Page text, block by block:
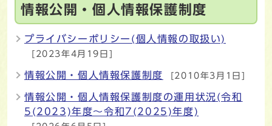
情報公開・個人情報保護制度
プライバシーポリシー(個人情報の取扱い)
[2023年4月19日]
情報公開・個人情報保護制度 [2010年3月1日]
情報公開・個人情報保護制度の運用状況(令和
5(2023)年度～令和7(2025)年度)